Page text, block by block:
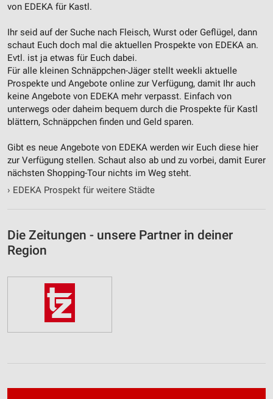
von EDEKA für Kastl.
Ihr seid auf der Suche nach Fleisch, Wurst oder Geflügel, dann
schaut Euch doch mal die aktuellen Prospekte von EDEKA an.
Evtl. ist ja etwas für Euch dabei.
Für alle kleinen Schnäppchen-Jäger stellt weekli aktuelle
Prospekte und Angebote online zur Verfügung, damit Ihr auch
keine Angebote von EDEKA mehr verpasst. Einfach von
unterwegs oder daheim bequem durch die Prospekte für Kastl
blättern, Schnäppchen finden und Geld sparen.
Gibt es neue Angebote von EDEKA werden wir Euch diese hier
zur Verfügung stellen. Schaut also ab und zu vorbei, damit Eurer
nächsten Shopping-Tour nichts im Weg steht.
› EDEKA Prospekt für weitere Städte
Die Zeitungen - unsere Partner in deiner
Region